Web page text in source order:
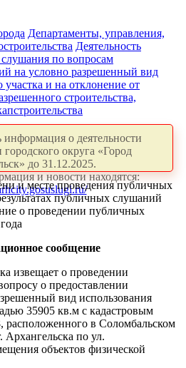
Департаменты, управления,
Деятельность
по вопросам
на условно разрешенный вид
участка и на отклонение от
строительства,
информация о деятельности
округа «Город
до 31.12.2025.
и новости находятся:
и месте проведения публичных
публичных слушаний
о проведении публичных
сообщение
извещает о проведении
о предоставлении
вид использования
35905 кв.м с кадастровым
расположенного в Соломбальском
Архангельска по ул.
объектов физической